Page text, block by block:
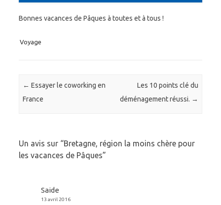
Bonnes vacances de Pâques à toutes et à tous !
Voyage
Post navigation
← Essayer le coworking en
France
Les 10 points clé du
déménagement réussi. →
Un avis sur “Bretagne, région la moins chère pour
les vacances de Pâques”
Saide
13 avril 2016